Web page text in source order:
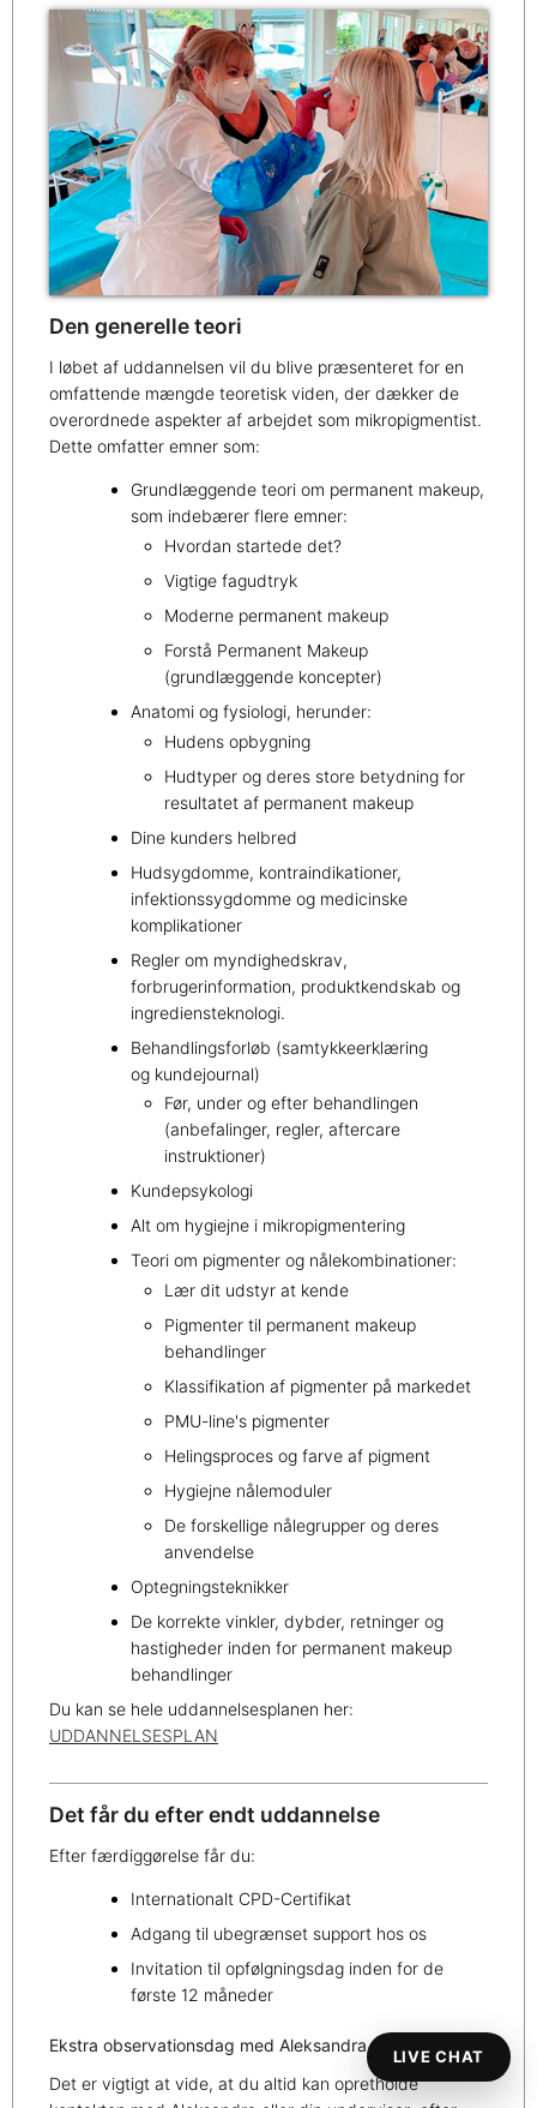
Den generelle teori
I løbet af uddannelsen vil du blive præsenteret for en
omfattende mængde teoretisk viden, der dækker de
overordnede aspekter af arbejdet som mikropigmentist.
Dette omfatter emner som:
Grundlæggende teori om permanent makeup,
som indebærer flere emner:
Hvordan startede det?
Vigtige fagudtryk
Moderne permanent makeup
Forstå Permanent Makeup
(grundlæggende koncepter)
Anatomi og fysiologi, herunder:
Hudens opbygning
Hudtyper og deres store betydning for
resultatet af permanent makeup
Dine kunders helbred
Hudsygdomme, kontraindikationer,
infektionssygdomme og medicinske
komplikationer
Regler om myndighedskrav,
forbrugerinformation, produktkendskab og
ingrediensteknologi.
Behandlingsforløb (samtykkeerklæring
og kundejournal)
Før, under og efter behandlingen
(anbefalinger, regler, aftercare
instruktioner)
Kundepsykologi
Alt om hygiejne i mikropigmentering
Teori om pigmenter og nålekombinationer:
Lær dit udstyr at kende
Pigmenter til permanent makeup
behandlinger
Klassifikation af pigmenter på markedet
PMU-line's pigmenter
Helingsproces og farve af pigment
Hygiejne nålemoduler
De forskellige nålegrupper og deres
anvendelse
Optegningsteknikker
De korrekte vinkler, dybder, retninger og
hastigheder inden for permanent makeup
behandlinger
Du kan se hele uddannelsesplanen her:
UDDANNELSESPLAN
Det får du efter endt uddannelse
Efter færdiggørelse får du:
Internationalt CPD-Certifikat
Adgang til ubegrænset support hos os
Invitation til opfølgningsdag inden for de
første 12 måneder
Ekstra observationsdag med Aleksandra
Det er vigtigt at vide, at du altid kan opretholde
LIVE CHAT